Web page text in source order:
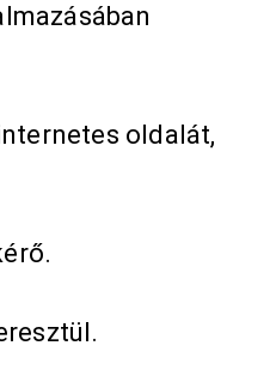
oldalát,